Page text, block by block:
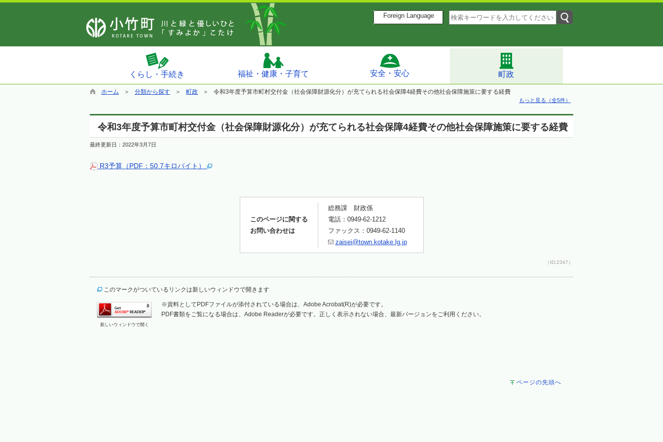
Foreign Language
くらし・手続き 福祉・健康・子育て 安全・安心 町政
ホーム 分類から探す 町政 令和3年度予算市町村交付金（社会保障財源化分）が充てられる社会保障4経費その他社会保障施策に要する経費
もっと見る（全5件）
令和3年度予算市町村交付金（社会保障財源化分）が充てられる社会保障4経費その他社会保障施策に要する経費
最終更新日： 2022年3月7日
R3予算（PDF：50.7キロバイト）
このページに関する
お問い合わせは
総務課 財政係
電話：0949-62-1212
ファックス：0949-62-1140
zaisei@town.kotake.lg.jp
（ID:2347）
このマークがついているリンクは新しいウィンドウで開きます
新しいウィンドウで開く
※資料としてPDFファイルが添付されている場合は、Adobe Acrobat(R)が必要です。
PDF書類をご覧になる場合は、Adobe Readerが必要です。正しく表示されない場合、最新バージョンをご利用ください。
ページの先頭へ